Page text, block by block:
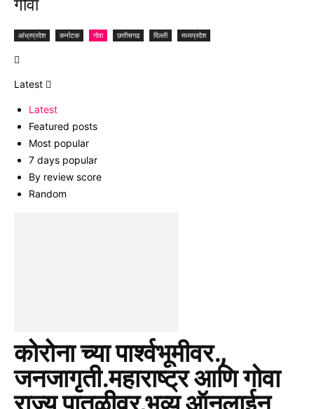
गोवा
आंध्रप्रदेश कर्नाटक गोवा छत्तीसगढ दिल्ली मध्यप्रदेश
Latest
Latest
Featured posts
Most popular
7 days popular
By review score
Random
कोरोना च्या पार्श्वभूमीवर.,
जनजागृती.महाराष्ट्र आणि गोवा